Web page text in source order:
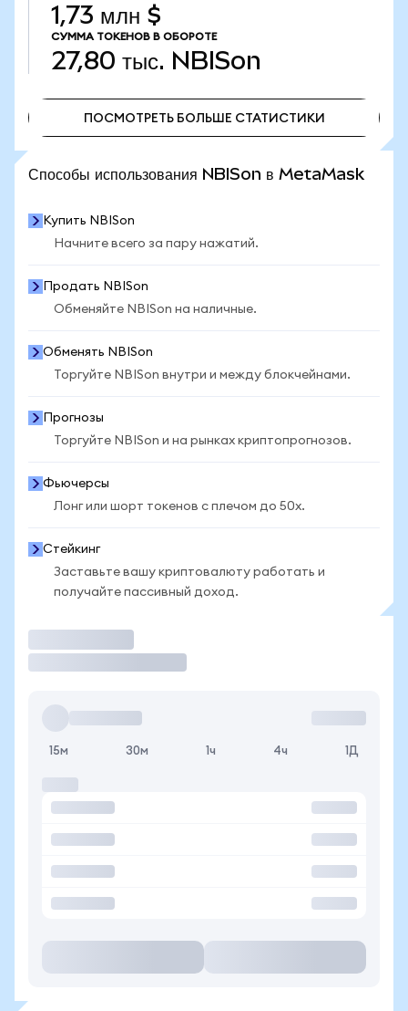
1,73 млн $
СУММА ТОКЕНОВ В ОБОРОТЕ
27,80 тыс. NBISon
ПОСМОТРЕТЬ БОЛЬШЕ СТАТИСТИКИ
Способы использования NBISon в MetaMask
Купить NBISon
Начните всего за пару нажатий.
Продать NBISon
Обменяйте NBISon на наличные.
Обменять NBISon
Торгуйте NBISon внутри и между блокчейнами.
Прогнозы
Торгуйте NBISon и на рынках криптопрогнозов.
Фьючерсы
Лонг или шорт токенов с плечом до 50x.
Стейкинг
Заставьте вашу криптовалюту работать и
получайте пассивный доход.
15м 30м 1ч 4ч 1Д